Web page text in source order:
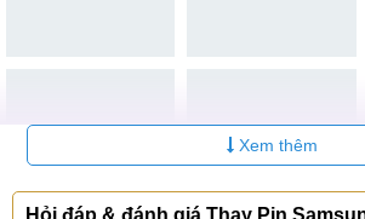
Với quy trình khoa học, chuyên
chắn sẽ nhận được dịch vụ thay Pin
M52 tại MobileCity ưng ý, chất lượng
Xem thêm
Hỏi đáp & đánh giá Thay Pin